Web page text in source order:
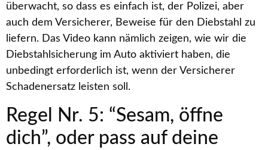
überwacht, so dass es einfach ist, der Polizei, aber
auch dem Versicherer, Beweise für den Diebstahl zu
liefern. Das Video kann nämlich zeigen, wie wir die
Diebstahlsicherung im Auto aktiviert haben, die
unbedingt erforderlich ist, wenn der Versicherer
Schadenersatz leisten soll.
Regel Nr. 5: “Sesam, öffne
dich”, oder pass auf deine